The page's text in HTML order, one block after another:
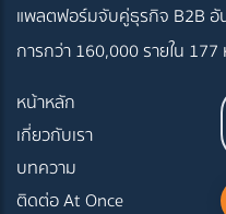
แพลตฟอร์มจับคู่ธุรกิจ B2B อั
การกว่า 160,000 รายใน
หน้าหลัก
เกี่ยวกับเรา
บทความ
ติดต่อ At Once